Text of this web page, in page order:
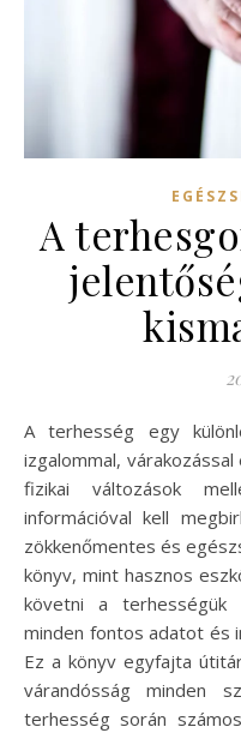
A
A terhesség egy különleges időszak, amely tele van
izgalommal,
fizikai változások
információval kell
zökkenőmentes és
könyv, mint hasznos
követni a terhességük
minden fontos adatot és
Ez a könyv egyfajta
várandósság minden
terhesség során